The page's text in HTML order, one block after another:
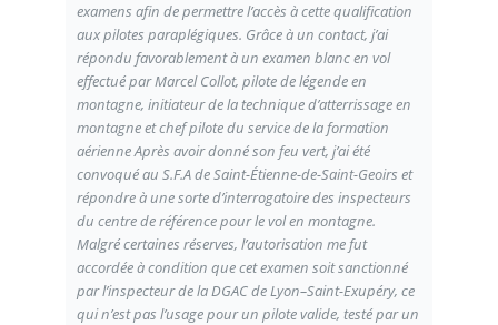
examens afin de permettre l’accès à cette qualification
aux pilotes paraplégiques. Grâce à un contact, j’ai
répondu favorablement à un examen blanc en vol
effectué par Marcel Collot, pilote de légende en
montagne, initiateur de la technique d’atterrissage en
montagne et chef pilote du service de la formation
aérienne Après avoir donné son feu vert, j’ai été
convoqué au S.F.A de Saint-Étienne-de-Saint-Geoirs et
répondre à une sorte d’interrogatoire des inspecteurs
du centre de référence pour le vol en montagne.
Malgré certaines réserves, l’autorisation me fut
accordée à condition que cet examen soit sanctionné
par l’inspecteur de la DGAC de Lyon–Saint-Exupéry, ce
qui n’est pas l’usage pour un pilote valide, testé par un